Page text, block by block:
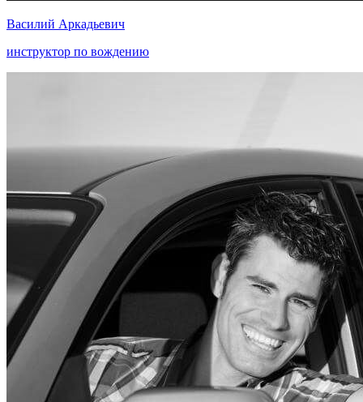
Василий Аркадьевич
инструктор по вождению